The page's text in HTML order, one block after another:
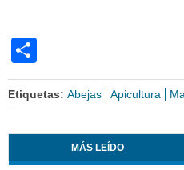
Etiquetas: Abejas Apicultura
MÁS LEÍDO